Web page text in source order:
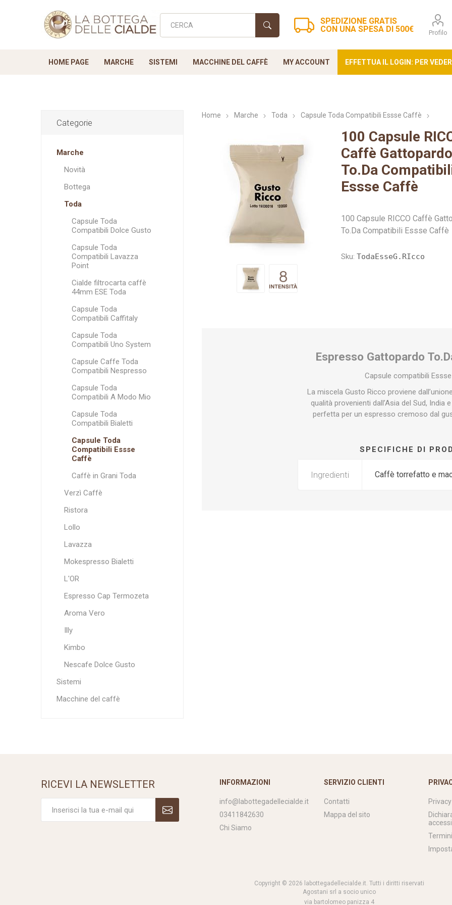
SPEDIZIONE GRATIS
CON UNA SPESA DI 500€
Profilo
HOME PAGE MARCHE
Novità Toda Ristora
L'OR
Espresso Cap
Aroma Vero Illy Kimbo
SISTEMI
Lavazza Point lavazza blue
Nespresso
Professional
Cialde
Espresso Italia Fior Fiore Coop mokespresso Caffitaly Espresso Cap
MACCHINE DEL CAFFÈ
NUOVE
Ricambi Small
Cup
MY ACCOUNT EFFETTUA IL LOGIN: PER
Home Marche Toda Capsule Toda Compatibili Essse Caffè
100 Capsule
Caffè Gattopardo
To.Da
Essse Caffè
100 Capsule RICCO Caffè
To.Da Compatibili Essse Caffè
Sku: TodaEsseG.RIcco
Espresso Gattopardo
Capsule compatibili
La miscela Gusto Ricco proviene
qualità provenienti dall’Asia del Sud, India
perfetta per un espresso cremoso dal
SPECIFICHE DI
Ingredienti Caffè torrefatto e
Categorie
Marche
Novità
Bottega
Toda
Capsule Toda
Compatibili Dolce Gusto
Capsule Toda
Compatibili Lavazza
Point
Cialde filtrocarta caffè
44mm ESE Toda
Capsule Toda
Compatibili Caffitaly
Capsule Toda
Compatibili Uno System
Capsule Caffe Toda
Compatibili Nespresso
Capsule Toda
Compatibili A Modo Mio
Capsule Toda
Compatibili Bialetti
Capsule Toda
Compatibili Essse
Caffè
Caffè in Grani Toda
Verzì Caffè
Ristora
Lollo
Lavazza
Mokespresso Bialetti
L'OR
Espresso Cap Termozeta
Aroma Vero
Illy
Kimbo
Nescafe Dolce Gusto
Sistemi
Macchine del caffè
RICEVI LA NEWSLETTER INFORMAZIONI
info@labottegadellecialde.it
03411842630
Chi Siamo
SERVIZIO CLIENTI
Contatti
Mappa del sito
Privacy
Copyright © 2026 labottegadellecialde.it. Tutti i diritti riservati
Agostani srl a socio unico
via bartolomeo panizza 4